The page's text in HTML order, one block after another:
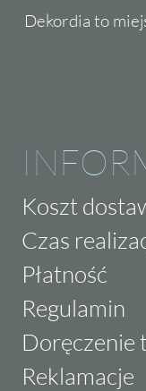
Dekordia to
Koszt
Czas
Płatność
Regulamin
Doręczenie
Reklamacje